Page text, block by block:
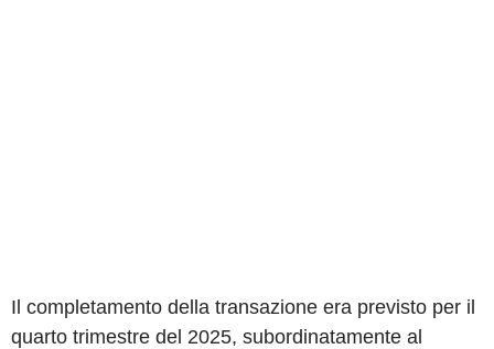
Il completamento della transazione era previsto per il
quarto trimestre del 2025, subordinatamente al